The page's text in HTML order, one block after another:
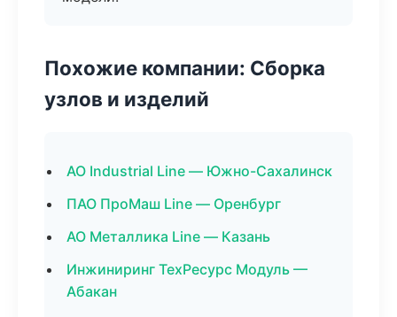
Похожие компании: Сборка
узлов и изделий
АО Industrial Line — Южно-Сахалинск
ПАО ПроМаш Line — Оренбург
АО Металлика Line — Казань
Инжиниринг ТехРесурс Модуль —
Абакан